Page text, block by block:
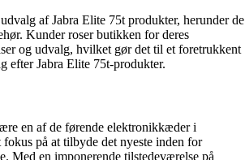
af Jabra Elite 75t produkter, herunder de
Kunder roser butikken for deres
og udvalg, hvilket gør det til et foretrukkent
efter Jabra Elite 75t-produkter.
en af de førende elektronikkæder i
på at tilbyde det nyeste inden for
Med en imponerende tilstedeværelse på